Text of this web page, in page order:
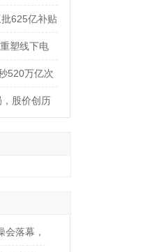
625亿补贴
各品类国
取攻略来
塑线下电
520万亿次
股价创历
落幕，